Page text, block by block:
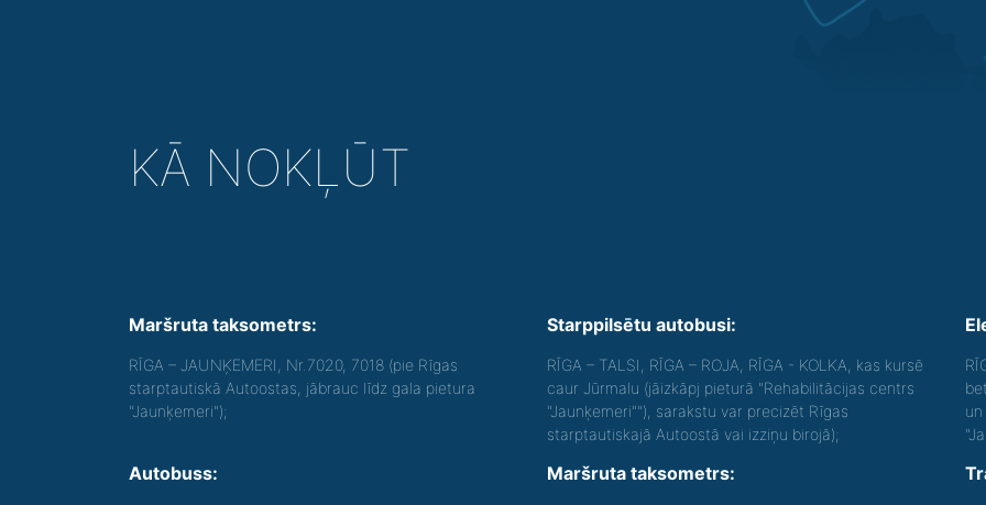
KĀ NOKĻŪT
Maršruta taksometrs:
RĪGA – JAUNĶEMERI, Nr.7020, 7018 (pie Rīgas
starptautiskā Autoostas, jābrauc līdz gala pietura
"Jaunķemeri");
Starppilsētu autobusi:
RĪGA – TALSI, RĪGA – ROJA, RĪGA - KOLKA, kas kursē
caur Jūrmalu (jāizkāpj pieturā "Rehabilitācijas centrs
"Jaunķemeri""), sarakstu var precizēt Rīgas
starptautiskajā Autoostā vai izziņu birojā);
Autobuss: Maršruta taksometrs: